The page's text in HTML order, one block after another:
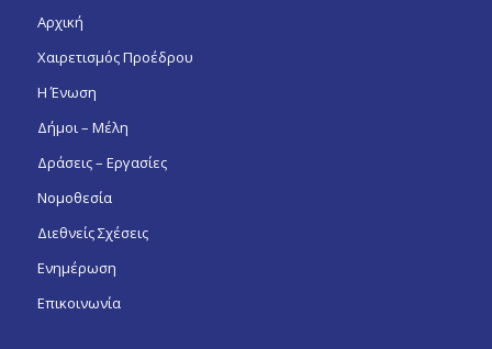
Αρχική
Χαιρετισμός Προέδρου
Η Ένωση
Δήμοι – Μέλη
Δράσεις – Εργασίες
Νομοθεσία
Διεθνείς Σχέσεις
Ενημέρωση
Επικοινωνία